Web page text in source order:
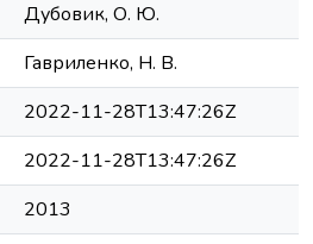
Дубовик, О. Ю.
Гавриленко, Н. В.
2022-11-28T13:47:26Z
2022-11-28T13:47:26Z
2013